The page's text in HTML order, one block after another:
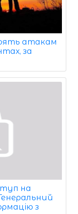
атакам
за
на
з